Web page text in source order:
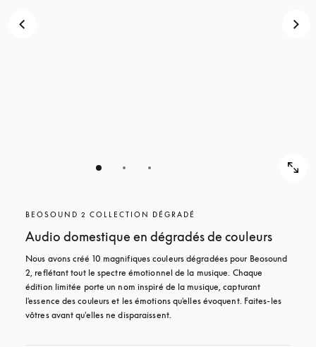
BEOSOUND 2 COLLECTION DÉGRADÉ
Audio domestique en dégradés de couleurs
Nous avons créé 10 magnifiques couleurs dégradées pour Beosound
2, reflétant tout le spectre émotionnel de la musique. Chaque
édition limitée porte un nom inspiré de la musique, capturant
l'essence des couleurs et les émotions qu'elles évoquent. Faites-les
vôtres avant qu'elles ne disparaissent.